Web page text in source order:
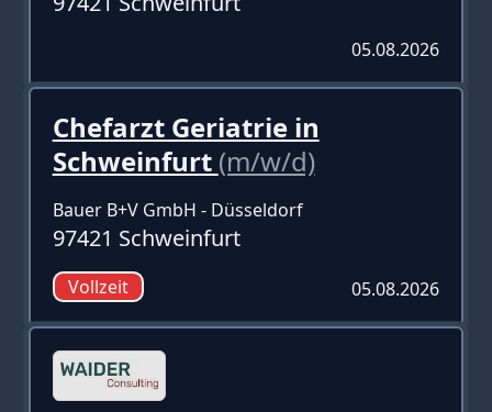
05.08.2026
Chefarzt Geriatrie in
Schweinfurt (m/w/d)
Bauer B+V GmbH - Düsseldorf
97421 Schweinfurt
Vollzeit 05.08.2026